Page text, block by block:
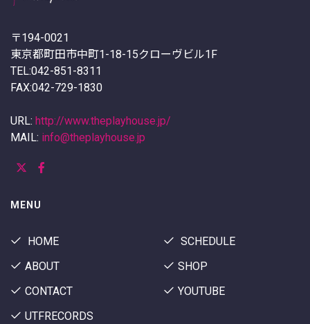
〒194-0021
東京都町田市中町1-18-15クローヴビル1F
TEL:042-851-8311
FAX:042-729-1830
URL: http://www.theplayhouse.jp/
MAIL: info@theplayhouse.jp
MENU
HOME
SCHEDULE
ABOUT
SHOP
CONTACT
YOUTUBE
UTFRECORDS